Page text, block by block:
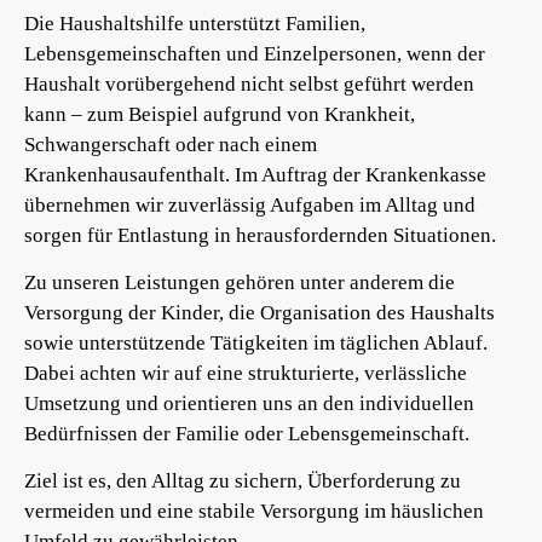
Die Haushaltshilfe unterstützt Familien,
Lebensgemeinschaften und Einzelpersonen, wenn der
Haushalt vorübergehend nicht selbst geführt werden
kann – zum Beispiel aufgrund von Krankheit,
Schwangerschaft oder nach einem
Krankenhausaufenthalt. Im Auftrag der Krankenkasse
übernehmen wir zuverlässig Aufgaben im Alltag und
sorgen für Entlastung in herausfordernden Situationen.
Zu unseren Leistungen gehören unter anderem die
Versorgung der Kinder, die Organisation des Haushalts
sowie unterstützende Tätigkeiten im täglichen Ablauf.
Dabei achten wir auf eine strukturierte, verlässliche
Umsetzung und orientieren uns an den individuellen
Bedürfnissen der Familie oder Lebensgemeinschaft.
Ziel ist es, den Alltag zu sichern, Überforderung zu
vermeiden und eine stabile Versorgung im häuslichen